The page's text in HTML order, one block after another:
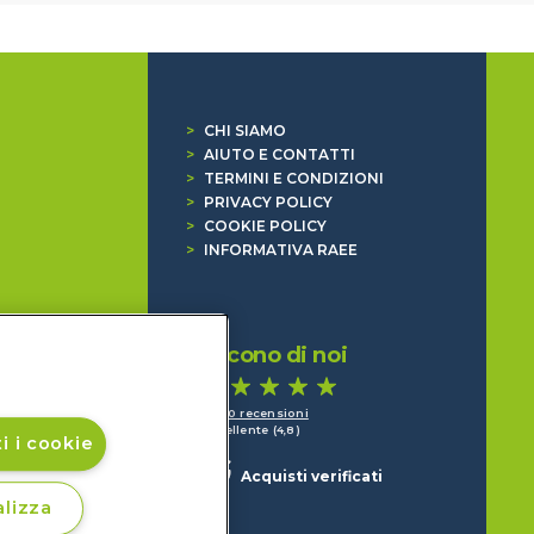
>
CHI SIAMO
> AIUTO E CONTATTI
>
TERMINI E CONDIZIONI
>
PRIVACY POLICY
>
COOKIE POLICY
>
INFORMATIVA RAEE
Dicono di noi
1.640 recensioni
Eccellente (4,8)
Acquisti verificati
i cookie